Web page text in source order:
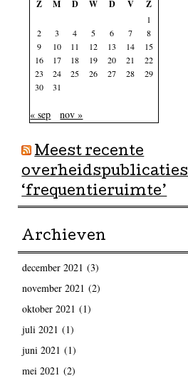
Z M D W D V Z
1
2
3 4 5 6 7
8
9
10 11 12 13 14
15
16
17 18 19 20 21
22
23
24 25 26 27 28
29
30
31
« sep nov »
Meest recente
overheidspublicaties
‘frequentieruimte’
Archieven
december 2021 (3)
november 2021 (2)
oktober 2021 (1)
juli 2021 (1)
juni 2021 (1)
mei 2021 (2)